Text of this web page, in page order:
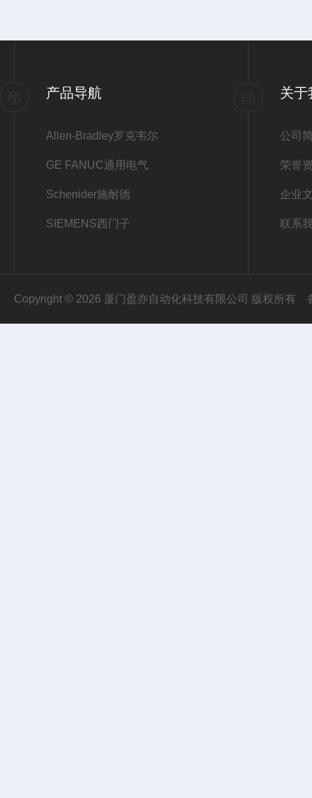
产品导航
Allen-Bradley罗克韦尔
GE FANUC通用电气
Schenider施耐德
SIEMENS西门子
关于
公司
荣誉
企业
联系
Copyright © 2026 厦门盈亦自动化科技有限公司 版权所有